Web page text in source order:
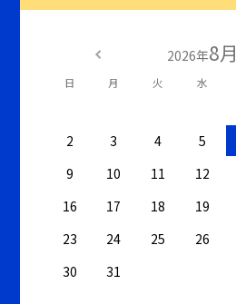
2026年8月
日 月 火 水
2
3 4 5
9
10 11 12
16
17 18 19
23
24 25 26
30
31